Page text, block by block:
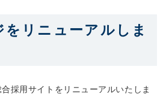
リニューアルしま
採用サイトをリニューアルいたしま